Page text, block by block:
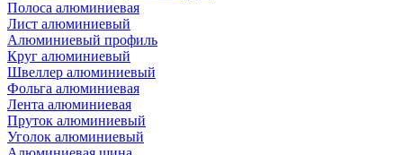
Полоса алюминиевая
Лист алюминиевый
Алюминиевый профиль
Круг алюминиевый
Швеллер алюминиевый
Фольга алюминиевая
Лента алюминиевая
Пруток алюминиевый
Уголок алюминиевый